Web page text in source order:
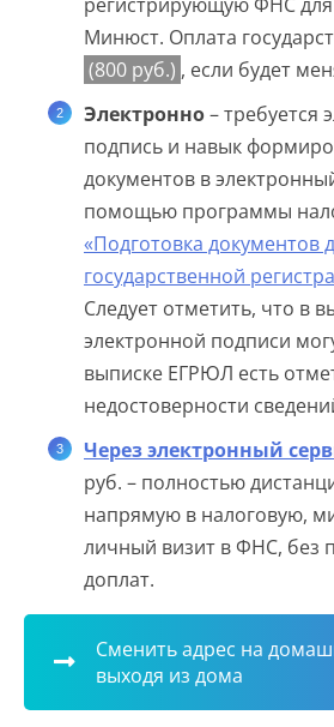
Минюст. Оплата
(800 руб.) , если будет
Электронно– требуется
подпись и навык
документов в
помощью программы
«Подготовка документов
государственной
Следует отметить, что в
электронной подписи
выписке ЕГРЮЛ есть
недостоверности
Через электронный
руб. – полностью
напрямую в налоговую,
личный визит в ФНС, без
доплат.
Сменить адрес на
выходя из дома